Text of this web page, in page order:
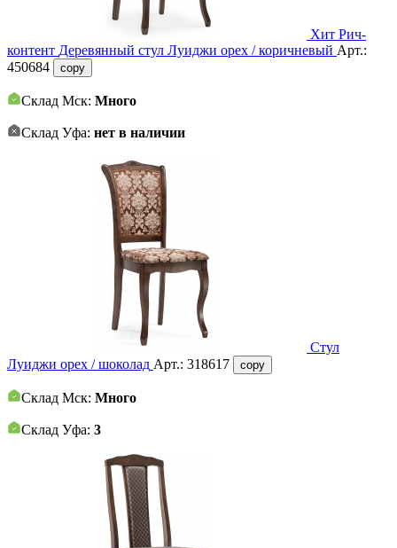
Хит Рич-
контент Деревянный стул Луиджи орех / коричневый Арт.:
450684
copy
Склад Мск: Много
Склад Уфа: нет в наличии
Стул
Луиджи орех / шоколад Арт.: 318617 copy
Склад Мск: Много
Склад Уфа: 3